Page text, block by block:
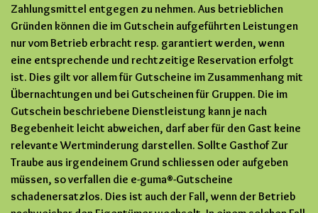
Zahlungsmittel entgegen zu nehmen. Aus betrieblichen
Gründen können die im Gutschein aufgeführten Leistungen
nur vom Betrieb erbracht resp. garantiert werden, wenn
eine entsprechende und rechtzeitige Reservation erfolgt
ist. Dies gilt vor allem für Gutscheine im Zusammenhang mit
Übernachtungen und bei Gutscheinen für Gruppen. Die im
Gutschein beschriebene Dienstleistung kann je nach
Begebenheit leicht abweichen, darf aber für den Gast keine
relevante Wertminderung darstellen. Sollte Gasthof Zur
Traube aus irgendeinem Grund schliessen oder aufgeben
müssen, so verfallen die e-guma®-Gutscheine
schadenersatzlos. Dies ist auch der Fall, wenn der Betrieb